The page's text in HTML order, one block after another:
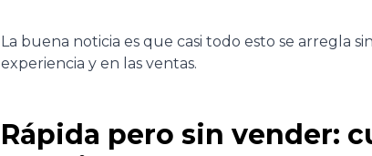
La buena noticia es que casi todo esto se arregla
experiencia y en las ventas.
Rápida pero sin vender: